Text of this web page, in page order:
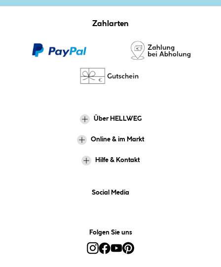
Zahlarten
Über HELLWEG
Online & im Markt
Hilfe & Kontakt
Social Media
Folgen Sie uns